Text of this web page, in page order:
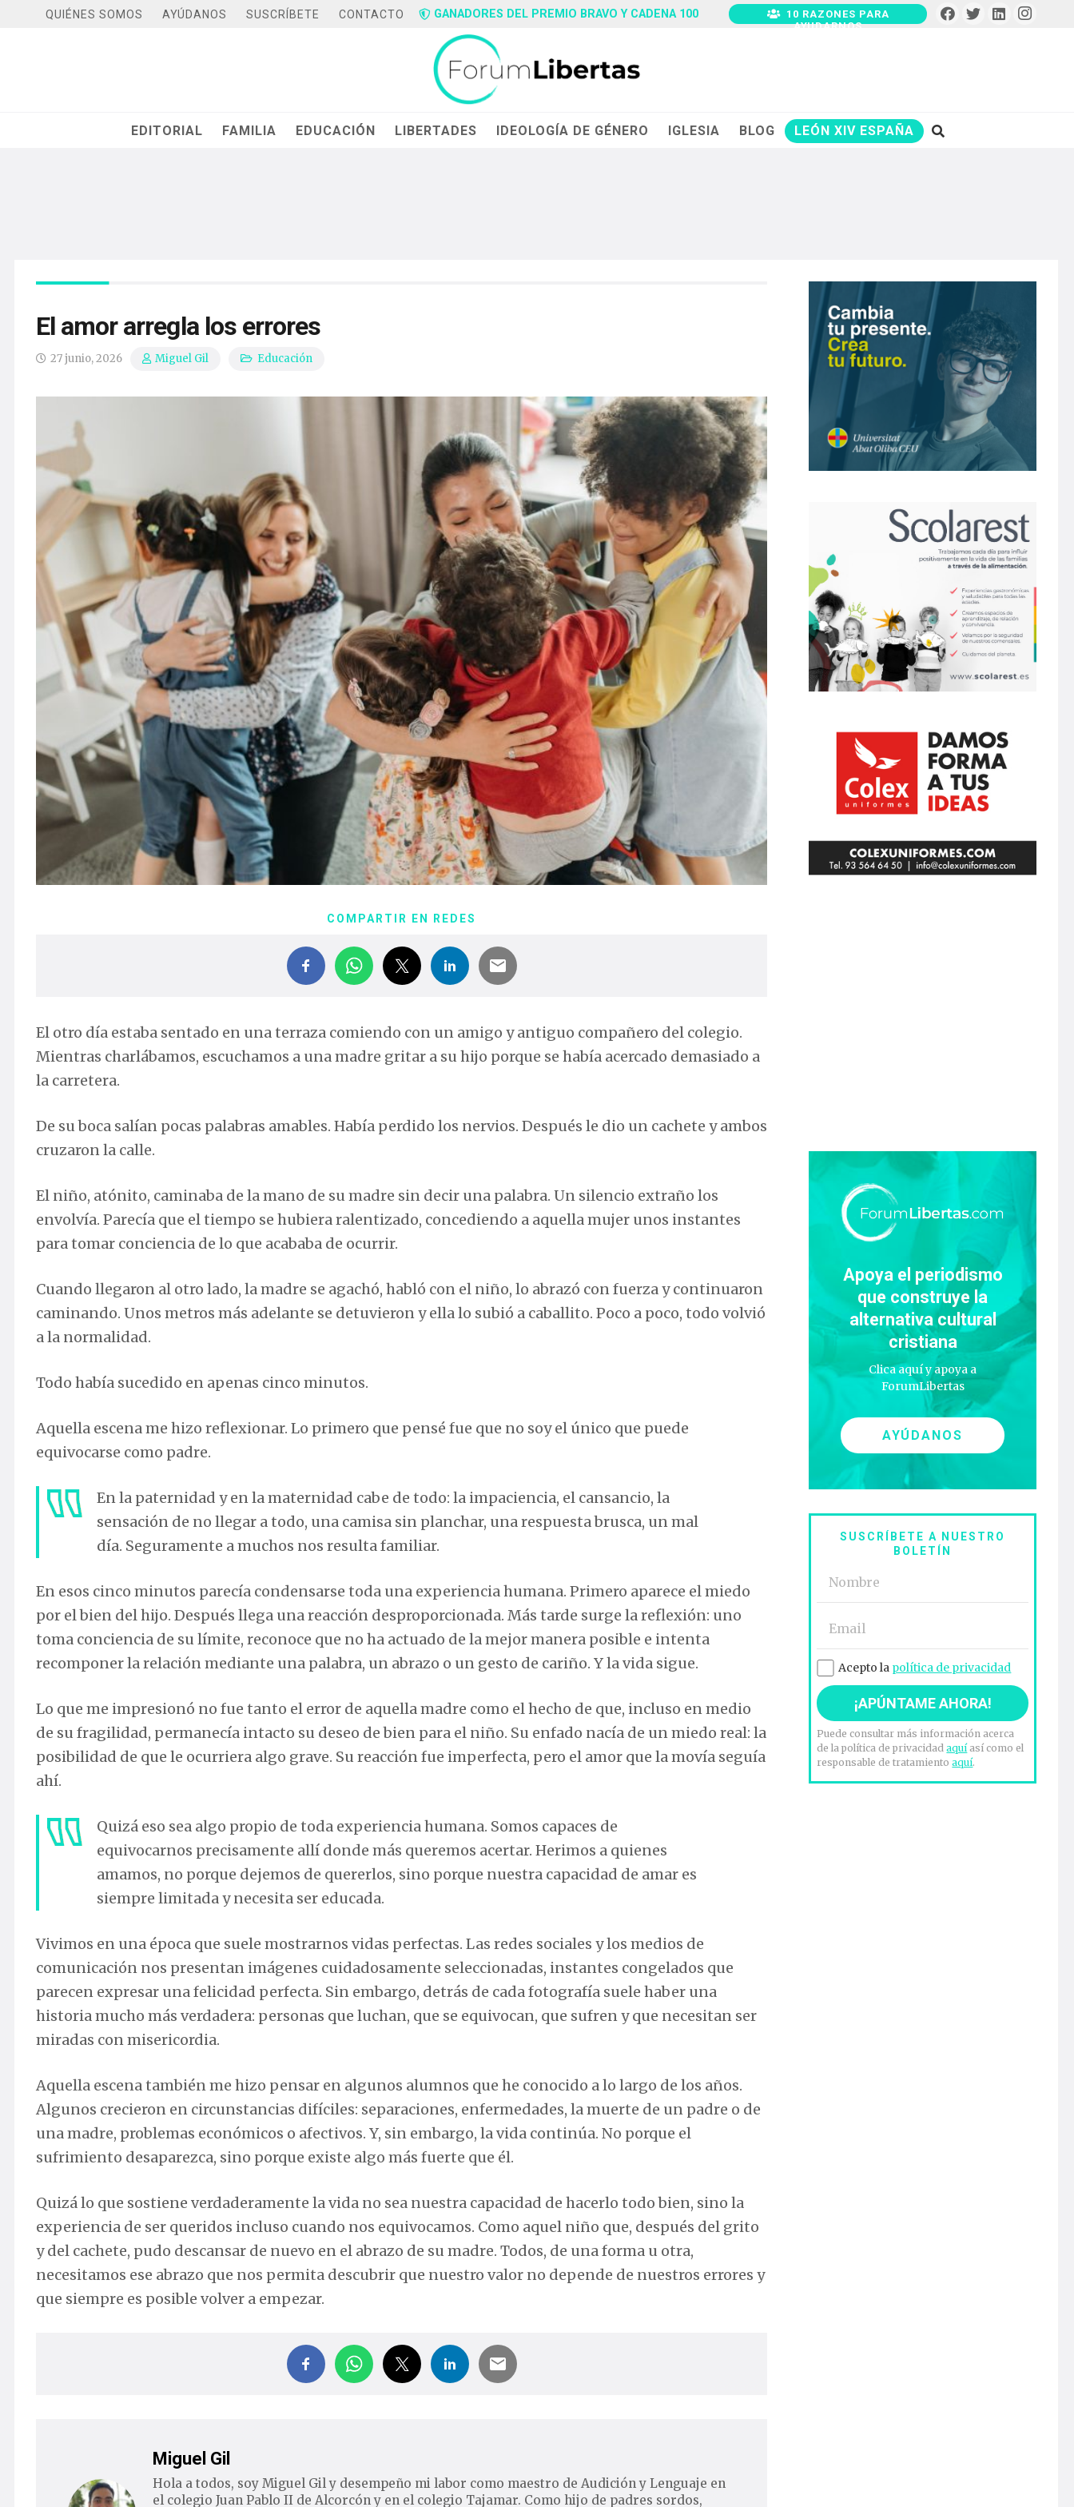
QUIÉNES SOMOS AYÚDANOS SUSCRÍBETE CONTACTO GANADORES DEL PREMIO BRAVO Y CADENA 100
10 RAZONES PARA
AYUDARNOS
EDITORIAL FAMILIA EDUCACIÓN LIBERTADES IDEOLOGÍA DE GÉNERO IGLESIA BLOG LEÓN XIV ESPAÑA
El amor arregla los errores
27 junio, 2026 Miguel Gil Educación
COMPARTIR EN REDES
El otro día estaba sentado en una terraza comiendo con un amigo y antiguo compañero del colegio.
Mientras charlábamos, escuchamos a una madre gritar a su hijo porque se había acercado demasiado a
la carretera.
De su boca salían pocas palabras amables. Había perdido los nervios. Después le dio un cachete y ambos
cruzaron la calle.
El niño, atónito, caminaba de la mano de su madre sin decir una palabra. Un silencio extraño los
envolvía. Parecía que el tiempo se hubiera ralentizado, concediendo a aquella mujer unos instantes
para tomar conciencia de lo que acababa de ocurrir.
Cuando llegaron al otro lado, la madre se agachó, habló con el niño, lo abrazó con fuerza y continuaron
caminando. Unos metros más adelante se detuvieron y ella lo subió a caballito. Poco a poco, todo volvió
a la normalidad.
Todo había sucedido en apenas cinco minutos.
Aquella escena me hizo reflexionar. Lo primero que pensé fue que no soy el único que puede
equivocarse como padre.
En la paternidad y en la maternidad cabe de todo: la impaciencia, el cansancio, la
sensación de no llegar a todo, una camisa sin planchar, una respuesta brusca, un mal
día. Seguramente a muchos nos resulta familiar.
En esos cinco minutos parecía condensarse toda una experiencia humana. Primero aparece el miedo
por el bien del hijo. Después llega una reacción desproporcionada. Más tarde surge la reflexión: uno
toma conciencia de su límite, reconoce que no ha actuado de la mejor manera posible e intenta
recomponer la relación mediante una palabra, un abrazo o un gesto de cariño. Y la vida sigue.
Lo que me impresionó no fue tanto el error de aquella madre como el hecho de que, incluso en medio
de su fragilidad, permanecía intacto su deseo de bien para el niño. Su enfado nacía de un miedo real: la
posibilidad de que le ocurriera algo grave. Su reacción fue imperfecta, pero el amor que la movía seguía
ahí.
Quizá eso sea algo propio de toda experiencia humana. Somos capaces de
equivocarnos precisamente allí donde más queremos acertar. Herimos a quienes
amamos, no porque dejemos de quererlos, sino porque nuestra capacidad de amar es
siempre limitada y necesita ser educada.
Vivimos en una época que suele mostrarnos vidas perfectas. Las redes sociales y los medios de
comunicación nos presentan imágenes cuidadosamente seleccionadas, instantes congelados que
parecen expresar una felicidad perfecta. Sin embargo, detrás de cada fotografía suele haber una
historia mucho más verdadera: personas que luchan, que se equivocan, que sufren y que necesitan ser
miradas con misericordia.
Aquella escena también me hizo pensar en algunos alumnos que he conocido a lo largo de los años.
Algunos crecieron en circunstancias difíciles: separaciones, enfermedades, la muerte de un padre o de
una madre, problemas económicos o afectivos. Y, sin embargo, la vida continúa. No porque el
sufrimiento desaparezca, sino porque existe algo más fuerte que él.
Quizá lo que sostiene verdaderamente la vida no sea nuestra capacidad de hacerlo todo bien, sino la
experiencia de ser queridos incluso cuando nos equivocamos. Como aquel niño que, después del grito
y del cachete, pudo descansar de nuevo en el abrazo de su madre. Todos, de una forma u otra,
necesitamos ese abrazo que nos permita descubrir que nuestro valor no depende de nuestros errores y
que siempre es posible volver a empezar.
Miguel Gil
Hola a todos, soy Miguel Gil y desempeño mi labor como maestro de Audición y Lenguaje en
el colegio Juan Pablo II de Alcorcón y en el colegio Tajamar. Como hijo de padres sordos,
Apoya el periodismo
que construye la
alternativa cultural
cristiana
Clica aquí y apoya a
ForumLibertas
AYÚDANOS
SUSCRÍBETE A NUESTRO
BOLETÍN
Acepto la política de privacidad
Puede consultar más información acerca
de la política de privacidadaquíasí como el
responsable de tratamientoaquí.